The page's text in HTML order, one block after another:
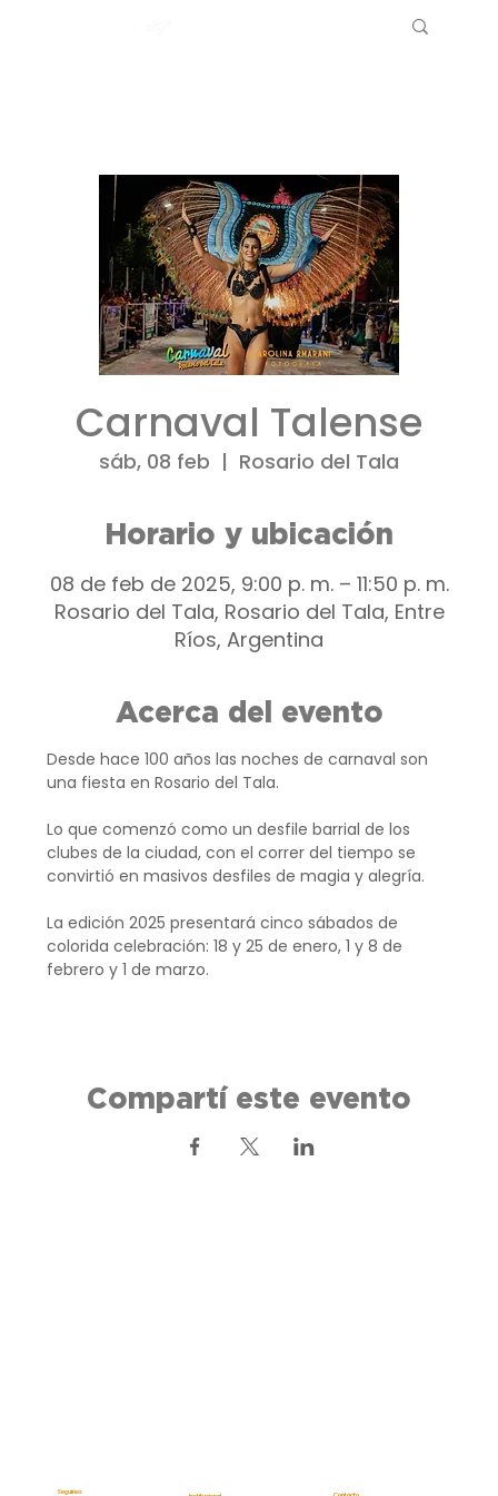
Carnaval Talense
sáb, 08 feb
  |
Rosario del Tala
Horario y ubicación
08 de feb de 2025, 9:00 p. m. – 11:50 p. m.
Rosario del Tala, Rosario del Tala, Entre
Ríos, Argentina
Acerca del evento
Desde hace 100 años las noches de carnaval son
una fiesta en Rosario del Tala.
Lo que comenzó como un desfile barrial de los
clubes de la ciudad, con el correr del tiempo se
convirtió en masivos desfiles de magia y alegría.
La edición 2025 presentará cinco sábados de
colorida celebración: 18 y 25 de enero, 1 y 8 de
febrero y 1 de marzo.
Compartí este evento
Seguinos